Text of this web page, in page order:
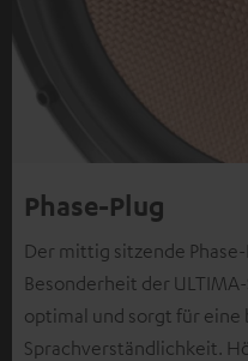
Phase-Plug
Der mittig sitzende
Besonderheit der
optimal und sorgt für eine
Sprachverständlichkeit.